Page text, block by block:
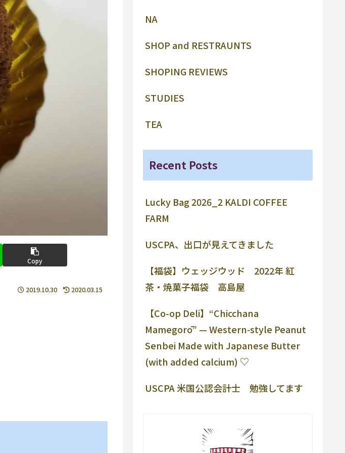
Copy
2019.10.30 2020.03.15
NA
SHOP and RESTRAUNTS
SHOPING REVIEWS
STUDIES
TEA
Recent Posts
Lucky Bag 2026_2 KALDI COFFEE
FARM
USCPA、出口が見えてきました
【福袋】ウェッジウッド 2022年 紅
茶・焼菓子福袋 高島屋
【Co-op Deli】“Chicchana
Mamegorō” — Western‑style Peanut
Senbei Made with Japanese Butter
(with added calcium) ♡
USCPA 米国公認会計士 勉強してます